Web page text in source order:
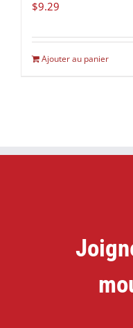
$9.29
Ajouter au panier